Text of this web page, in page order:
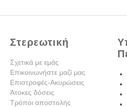
Στερεωτική
Σχετικά με εμάς
Επικοινωνήστε μαζί μας
Επιστροφές-Ακυρώσεις
Άτοκες δόσεις
Τρόποι αποστολής